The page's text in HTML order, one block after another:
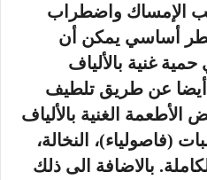
الإمساك واضطراب
خطر أساسي يمكن أن
غنية بالألياف
عن طريق تلطيف
الأطعمة الغنية بالألياف
(فاصولياء)، النخالة،
بالاضافة الى ذلك